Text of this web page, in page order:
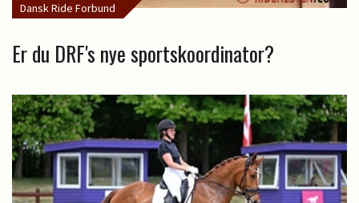
Dansk Ride Forbund
Er du DRF's nye sportskoordinator?